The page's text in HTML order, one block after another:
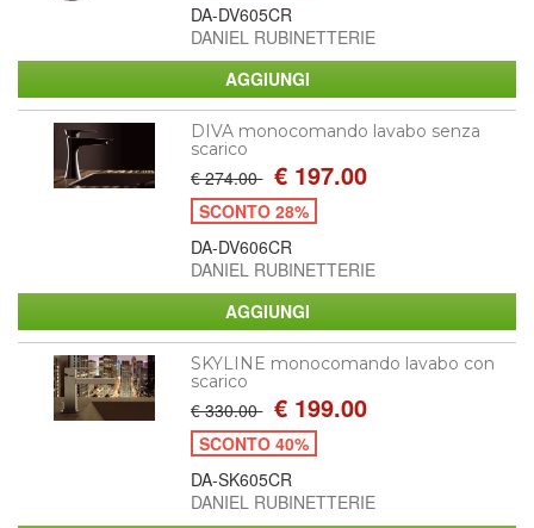
DA-DV605CR
DANIEL RUBINETTERIE
DIVA monocomando lavabo senza
scarico
€ 274.00 € 197.00
SCONTO 28%
DA-DV606CR
DANIEL RUBINETTERIE
SKYLINE monocomando lavabo con
scarico
€ 330.00 € 199.00
SCONTO 40%
DA-SK605CR
DANIEL RUBINETTERIE